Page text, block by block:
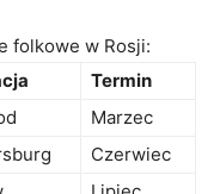
folkowe⁤ w Rosji:
Termin
Marzec
Czerwiec